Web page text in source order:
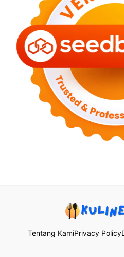
Tentang KamiPrivacy Policy